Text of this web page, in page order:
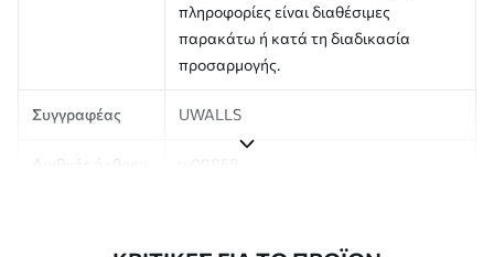
πληροφορίες είναι διαθέσιμες
παρακάτω ή κατά τη διαδικασία
προσαρμογής.
Συγγραφέας UWALLS
Αριθμός άρθρου